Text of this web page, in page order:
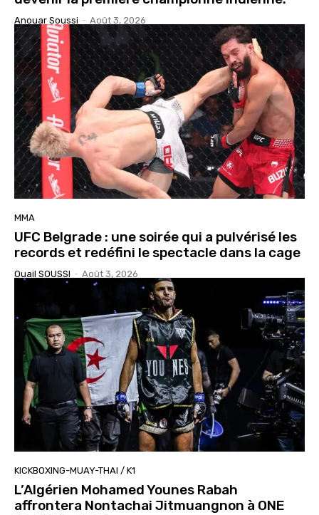
Anouar Soussi - Août 3, 2026
MMA
UFC Belgrade : une soirée qui a pulvérisé les
records et redéfini le spectacle dans la cage
Ouail SOUSSI - Août 3, 2026
KICKBOXING-MUAY-THAI / K1
L’Algérien Mohamed Younes Rabah
affrontera Nontachai Jitmuangnon à ONE